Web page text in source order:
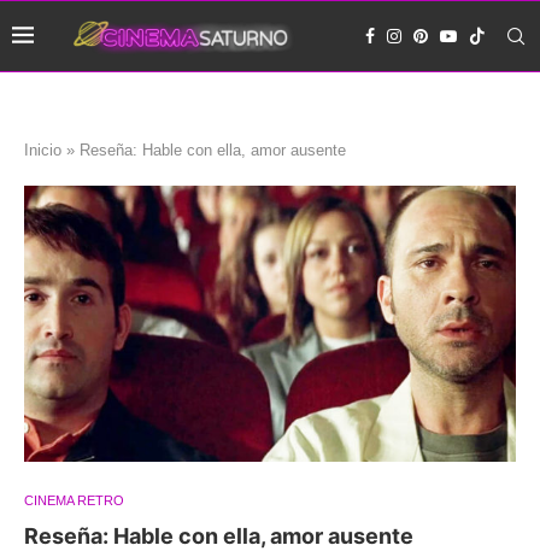
Inicio » Reseña: Hable con ella, amor ausente
CINEMA RETRO
Reseña: Hable con ella, amor ausente